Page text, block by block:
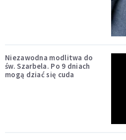
Niezawodna modlitwa do
św. Szarbela. Po 9 dniach
mogą dziać się cuda